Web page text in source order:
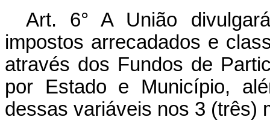
Art. 6° A União
impostos arrecadados e
através dos Fundos de
por Estado e Município,
dessas variáveis nos 3 (três)